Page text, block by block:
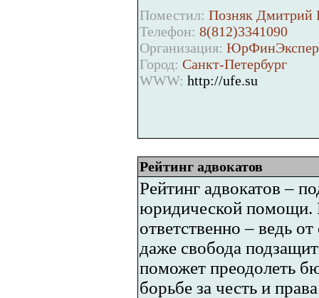
Поместил: Позняк Дмитрий
Телефон: 8(812)3341090
Организация:
Город: Санкт-Петербург
WWW: http://ufe.su
Рейтинг адвокатов
Рейтинг адвокатов –
юридической помощи.
ответственно – ведь
даже свобода
поможет преодолеть
борьбе за честь и